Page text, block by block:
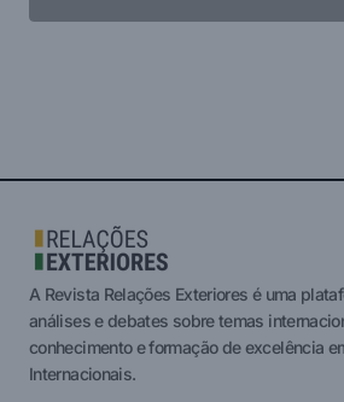
A Revista Relações Exteriores é uma
análises e debates sobre temas
conhecimento e formação de excelência
Internacionais.